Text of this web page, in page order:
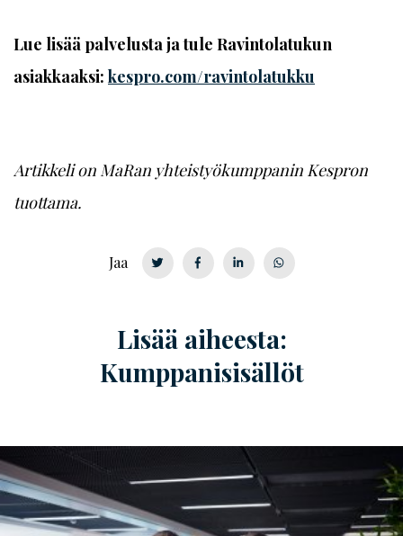
Lue lisää palvelusta ja tule Ravintolatukun
asiakkaaksi: kespro.com/ravintolatukku
Artikkeli on MaRan yhteistyökumppanin Kespron
tuottama.
Jaa
Lisää aiheesta:
Kumppanisisällöt